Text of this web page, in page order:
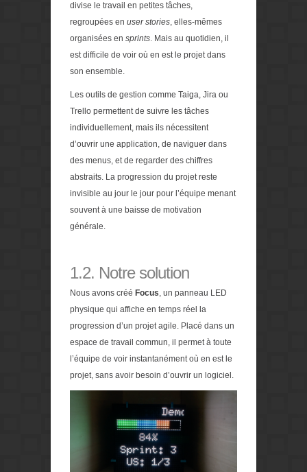
divise le travail en petites tâches,
regroupées en user stories, elles-mêmes
organisées en sprints. Mais au quotidien, il
est difficile de voir où en est le projet dans
son ensemble.
Les outils de gestion comme Taiga, Jira ou
Trello permettent de suivre les tâches
individuellement, mais ils nécessitent
d’ouvrir une application, de naviguer dans
des menus, et de regarder des chiffres
abstraits. La progression du projet reste
invisible au jour le jour pour l’équipe menant
souvent à une baisse de motivation
générale.
1.2. Notre solution
Nous avons créé Focus, un panneau LED
physique qui affiche en temps réel la
progression d’un projet agile. Placé dans un
espace de travail commun, il permet à toute
l’équipe de voir instantanément où en est le
projet, sans avoir besoin d’ouvrir un logiciel.